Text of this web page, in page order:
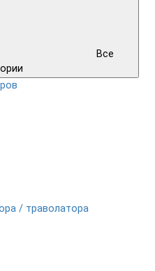
Все
/ траволатора